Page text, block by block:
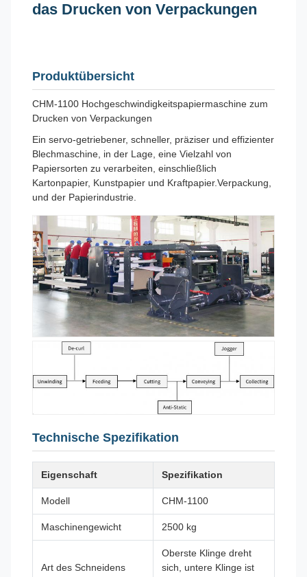
das Drucken von Verpackungen
Produktübersicht
CHM-1100 Hochgeschwindigkeitspapiermaschine zum
Drucken von Verpackungen
Ein servo-getriebener, schneller, präziser und effizienter
Blechmaschine, in der Lage, eine Vielzahl von
Papiersorten zu verarbeiten, einschließlich
Kartonpapier, Kunstpapier und Kraftpapier.Verpackung,
und der Papierindustrie.
Technische Spezifikation
Eigenschaft Spezifikation
Modell CHM-1100
Maschinengewicht 2500 kg
Art des Schneidens
Oberste Klinge dreht
sich, untere Klinge ist